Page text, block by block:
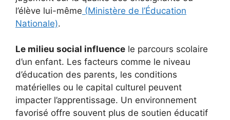
l’élève lui-même (Ministère de l’Éducation
Nationale).
Le milieu social influence le parcours scolaire
d’un enfant. Les facteurs comme le niveau
d’éducation des parents, les conditions
matérielles ou le capital culturel peuvent
impacter l’apprentissage. Un environnement
favorisé offre souvent plus de soutien éducatif